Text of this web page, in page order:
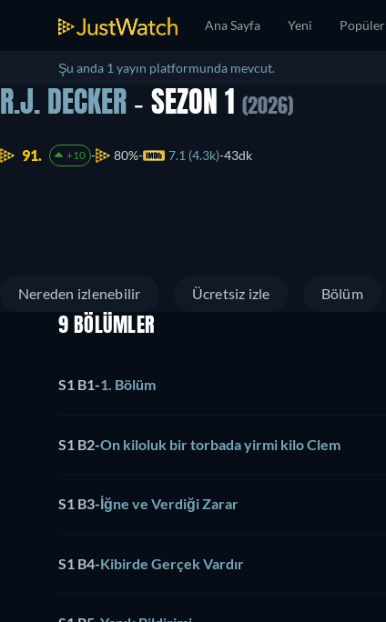
Ana Sayfa Yeni Popüler
Şu anda 1 yayın platformunda mevcut.
R.J. DECKER - SEZON 1 (2026)
91. +10 80% 7.1 (4.3k) 43dk
Nereden izlenebilir Ücretsiz izle Bölüm
9 BÖLÜMLER
S1 B1-1. Bölüm
S1 B2-On kiloluk bir torbada yirmi kilo Clem
S1 B3-İğne ve Verdiği Zarar
S1 B4-Kibirde Gerçek Vardır